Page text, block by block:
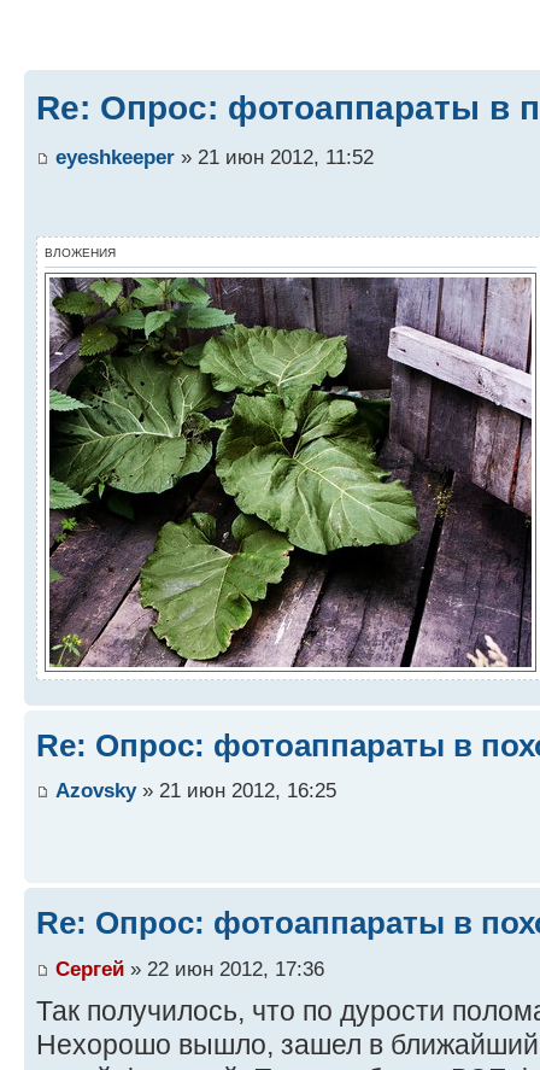
Re: Опрос: фотоаппараты в
eyeshkeeper » 21 июн 2012, 11:52
ВЛОЖЕНИЯ
Re: Опрос: фотоаппараты в
Azovsky» 21 июн 2012, 16:25
Re: Опрос: фотоаппараты в
Сергей » 22 июн 2012, 17:36
Так получилось, что по дурости
Нехорошо вышло, зашел в ближайший